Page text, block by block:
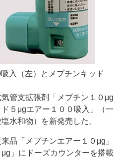
入（左）とメプチンキッド
管支拡張剤「メプチン１０μg
５μgエアー１００吸入」（一
水和物）を新発売した。
品「メプチンエアー１０μg」
μg」にドーズカウンターを搭載